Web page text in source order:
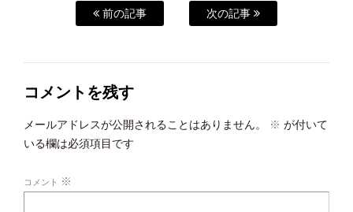
前の記事 次の記事
コメントを残す
メールアドレスが公開されることはありません。 ※ が付いて
いる欄は必須項目です
コメント ※